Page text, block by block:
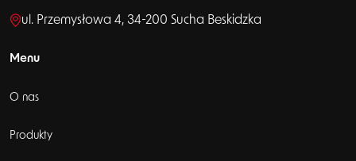
ul. Przemysłowa 4, 34-200 Sucha Beskidzka
Menu
O nas
Produkty